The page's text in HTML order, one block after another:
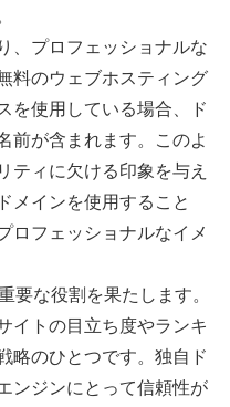
、プロフェッショナルな
料のウェブホスティング
を使用している場合、ド
前が含まれます。このよ
ティに欠ける印象を与え
メインを使用すること
ロフェッショナルなイメ
要な役割を果たします。
イトの目立ち度やランキ
略のひとつです。独自ド
ンジンにとって信頼性が